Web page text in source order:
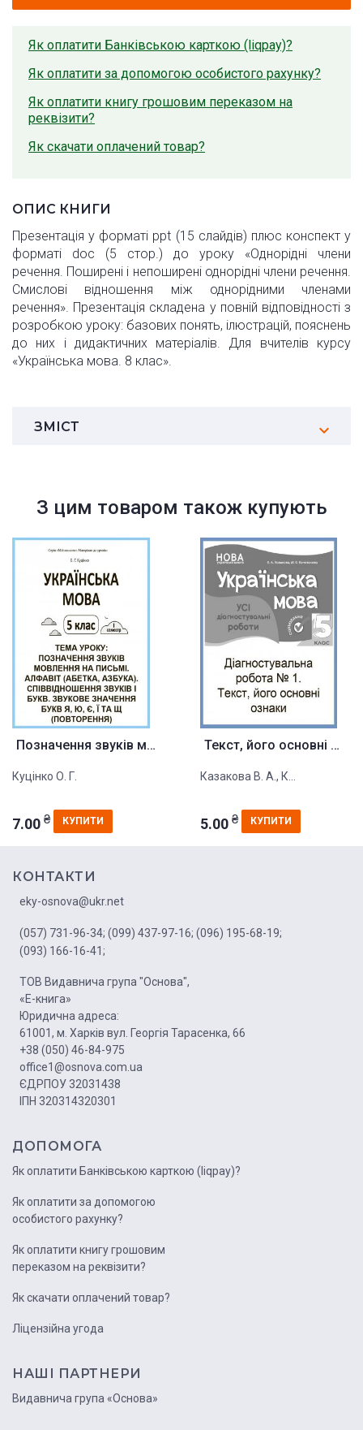
Як оплатити Банківською карткою (liqpay)?
Як оплатити за допомогою особистого рахунку?
Як оплатити книгу грошовим переказом на
реквізити?
Як скачати оплачений товар?
ОПИС КНИГИ
Презентація у форматі ppt (15 слайдів) плюс конспект у
форматі doc (5 стор.) до уроку «Однорідні члени
речення. Поширені і непоширені однорідні члени речення.
Смислові відношення між однорідними членами
речення». Презентація складена у повній відповідності з
розробкою уроку: базових понять, ілюстрацій, пояснень
до них і дидактичних матеріалів. Для вчителів курсу
«Українська мова. 8 клас».
ЗМІСТ
З цим товаром також купують
Позначення звуків мовлення на ...
Куцінко О. Г.
7.00 ₴ КУПИТИ
Текст, його основні ознаки. Ді...
Казакова В. А., К...
5.00 ₴ КУПИТИ
КОНТАКТИ
eky-osnova@ukr.net
(057) 731-96-34; (099) 437-97-16; (096) 195-68-19;
(093) 166-16-41;
ТОВ Видавнича група "Основа",
«Е-книга»
Юридична адреса:
61001, м. Харків вул. Георгія Тарасенка, 66
+38 (050) 46-84-975
office1@osnova.com.ua
ЄДРПОУ 32031438
ІПН 320314320301
ДОПОМОГА
Як оплатити Банківською карткою (liqpay)?
Як оплатити за допомогою
особистого рахунку?
Як оплатити книгу грошовим
переказом на реквізити?
Як скачати оплачений товар?
Ліцензійна угода
НАШІ ПАРТНЕРИ
Видавнича група «Основа»